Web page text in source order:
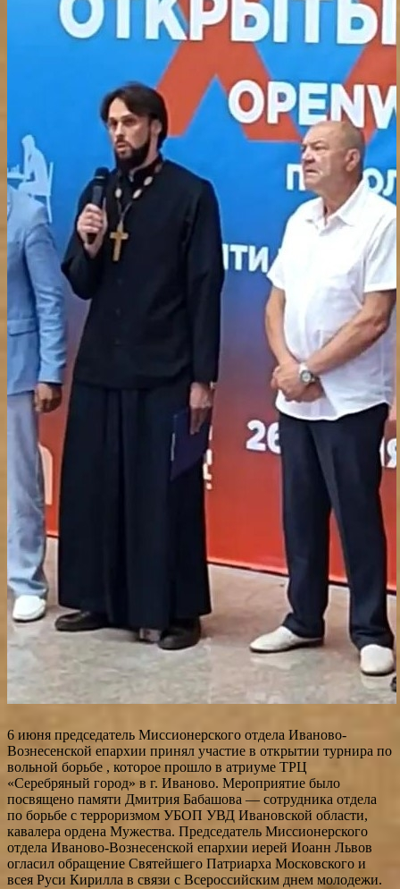
6 июня председатель Миссионерского отдела Иваново-
Вознесенской епархии принял участие в открытии турнира по
вольной борьбе , которое прошло в атриуме ТРЦ
«Серебряный город» в г. Иваново. Мероприятие было
посвящено памяти Дмитрия Бабашова — сотрудника отдела
по борьбе с терроризмом УБОП УВД Ивановской области,
кавалера ордена Мужества. Председатель Миссионерского
отдела Иваново-Вознесенской епархии иерей Иоанн Львов
огласил обращение Святейшего Патриарха Московского и
всея Руси Кирилла в связи с Всероссийским днем молодежи.